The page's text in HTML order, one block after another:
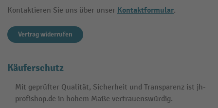
Kontaktieren Sie uns über unser Kontaktformular.
Vertrag widerrufen
Käuferschutz
Mit geprüfter Qualität, Sicherheit und Transparenz ist jh-
profishop.de in hohem Maße vertrauenswürdig.